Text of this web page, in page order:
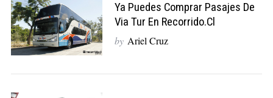
Ya Puedes Comprar Pasajes De
Via Tur En Recorrido.cl
by Ariel Cruz